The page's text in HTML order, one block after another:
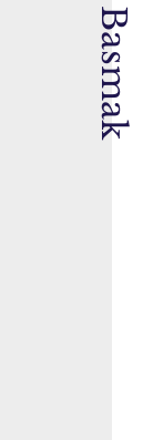
Basmak